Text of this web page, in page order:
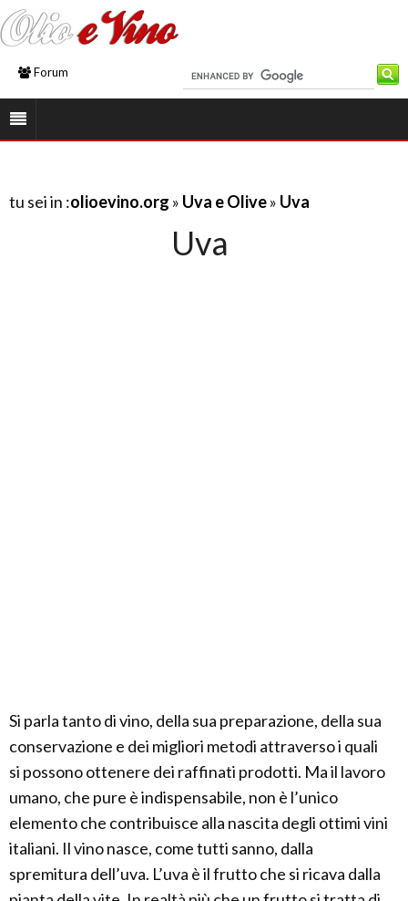
Forum
tu sei in :olioevino.org » Uva e Olive» Uva
Uva
Si parla tanto di vino, della sua preparazione, della sua
conservazione e dei migliori metodi attraverso i quali
si possono ottenere dei raffinati prodotti. Ma il lavoro
umano, che pure è indispensabile, non è l’unico
elemento che contribuisce alla nascita degli ottimi vini
italiani. Il vino nasce, come tutti sanno, dalla
spremitura dell’uva. L’uva è il frutto che si ricava dalla